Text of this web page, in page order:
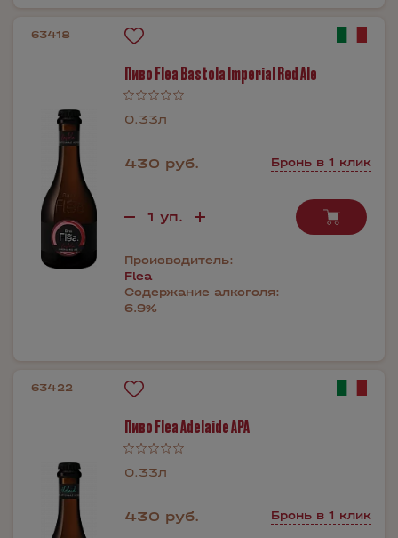
63418
Пиво Flea Bastola Imperial Red Ale
0.33л
430 руб. Бронь в 1 клик
Производитель:
Flea
Содержание алкоголя:
6.9%
63422
Пиво Flea Adelaide APA
0.33л
430 руб. Бронь в 1 клик